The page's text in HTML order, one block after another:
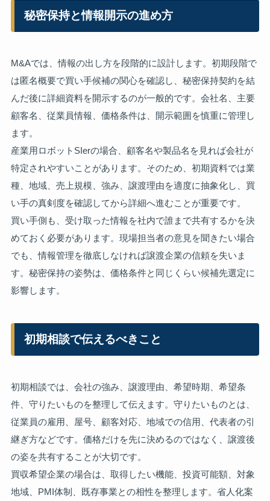
秘密保持と情報開示の進め方
M&Aでは、情報の出し方を段階的に設計します。初期段階で
は匿名概要で買い手候補の関心を確認し、秘密保持契約を結
んだ後に詳細資料を開示するのが一般的です。会社名、主要
顧客名、従業員情報、価格条件は、開示範囲を慎重に管理し
ます。
産業用ロボットSIerの場合、顧客名や製品名を見れば会社が
特定されやすいことがあります。そのため、初期資料では業
種、地域、売上規模、強み、譲渡理由を適度に抽象化し、買
い手の真剣度を確認してから詳細へ進むことが重要です。
買い手側も、受け取った情報を社内で誰まで共有するかを決
めておく必要があります。現場担当者の意見を聞きたい場合
でも、情報管理を徹底しなければ譲渡企業の信頼を失いま
す。秘密保持の姿勢は、価格条件と同じくらい候補先選定に
影響します。
初期相談で伝えるべきこと
初期相談では、会社の強み、譲渡理由、希望時期、希望条
件、守りたいものを整理して伝えます。守りたいものとは、
従業員の雇用、屋号、顧客対応、地域での信用、代表者の引
継ぎ方などです。価格だけを先に決めるのではなく、譲渡後
の姿を共有することが大切です。
買収希望企業の場合は、取得したい機能、投資可能額、対象
地域、PMI体制、既存事業との相性を整理します。省人化案